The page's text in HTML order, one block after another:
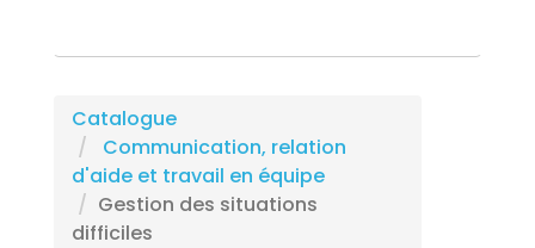
Catalogue
Communication, relation
d'aide et travail en équipe
Gestion des situations
difficiles